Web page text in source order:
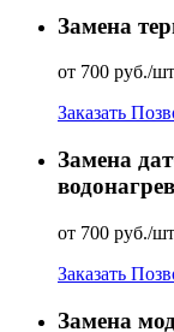
Замена
от 700 руб./
Заказать
Замена
от 700 руб./
Заказать
Замена